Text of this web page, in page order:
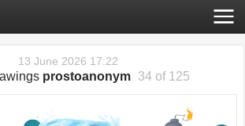
13 June 2026 17:22
prostoanonym 34 of 125